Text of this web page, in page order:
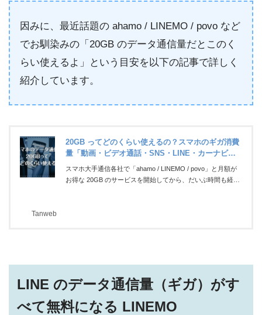
因みに、最近話題の ahamo / LINEMO / povo など
でお馴染みの「20GB のデータ通信量だとこのく
らい使えるよ」という目安を以下の記事で詳しく
紹介しています。
20GB ってどのくらい使えるの？スマホのギガ消費
量「動画・ビデオ通話・SNS・LINE・カーナビな
スマホ大手通信各社で「ahamo / LINEMO / povo」と月額が
お得な 20GB のサービスを開始してから、だいぶ時間も経ち
Tanweb
LINE のデータ通信量（ギガ）がす
べて無料になる LINEMO